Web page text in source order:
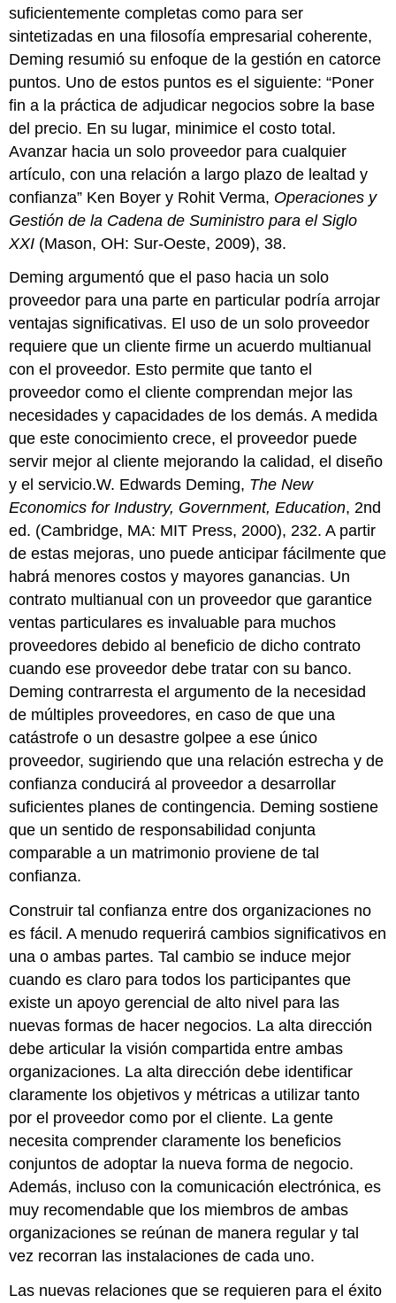
suficientemente completas como para ser
sintetizadas en una filosofía empresarial coherente,
Deming resumió su enfoque de la gestión en catorce
puntos. Uno de estos puntos es el siguiente: “Poner
fin a la práctica de adjudicar negocios sobre la base
del precio. En su lugar, minimice el costo total.
Avanzar hacia un solo proveedor para cualquier
artículo, con una relación a largo plazo de lealtad y
confianza” Ken Boyer y Rohit Verma, Operaciones y
Gestión de la Cadena de Suministro para el Siglo
XXI (Mason, OH: Sur-Oeste, 2009), 38.
Deming argumentó que el paso hacia un solo
proveedor para una parte en particular podría arrojar
ventajas significativas. El uso de un solo proveedor
requiere que un cliente firme un acuerdo multianual
con el proveedor. Esto permite que tanto el
proveedor como el cliente comprendan mejor las
necesidades y capacidades de los demás. A medida
que este conocimiento crece, el proveedor puede
servir mejor al cliente mejorando la calidad, el diseño
y el servicio.W. Edwards Deming, The New
Economics for Industry, Government, Education, 2nd
ed. (Cambridge, MA: MIT Press, 2000), 232. A partir
de estas mejoras, uno puede anticipar fácilmente que
habrá menores costos y mayores ganancias. Un
contrato multianual con un proveedor que garantice
ventas particulares es invaluable para muchos
proveedores debido al beneficio de dicho contrato
cuando ese proveedor debe tratar con su banco.
Deming contrarresta el argumento de la necesidad
de múltiples proveedores, en caso de que una
catástrofe o un desastre golpee a ese único
proveedor, sugiriendo que una relación estrecha y de
confianza conducirá al proveedor a desarrollar
suficientes planes de contingencia. Deming sostiene
que un sentido de responsabilidad conjunta
comparable a un matrimonio proviene de tal
confianza.
Construir tal confianza entre dos organizaciones no
es fácil. A menudo requerirá cambios significativos en
una o ambas partes. Tal cambio se induce mejor
cuando es claro para todos los participantes que
existe un apoyo gerencial de alto nivel para las
nuevas formas de hacer negocios. La alta dirección
debe articular la visión compartida entre ambas
organizaciones. La alta dirección debe identificar
claramente los objetivos y métricas a utilizar tanto
por el proveedor como por el cliente. La gente
necesita comprender claramente los beneficios
conjuntos de adoptar la nueva forma de negocio.
Además, incluso con la comunicación electrónica, es
muy recomendable que los miembros de ambas
organizaciones se reúnan de manera regular y tal
vez recorran las instalaciones de cada uno.
Las nuevas relaciones que se requieren para el éxito